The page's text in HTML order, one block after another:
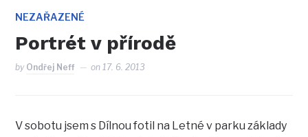
NAVIGATION
NEZAŘAZENÉ
Portrét v přírodě
by Ondřej Neff on17. 6. 2013
V sobotu jsem s Dílnou fotil na Letné v parku základy